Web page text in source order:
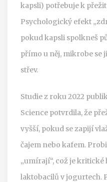
kapsli) potřebuje k
Psychologický efekt
pokud kapsli spolkneš
přímo u něj, mikrobe se
střev.
Studie z roku 2022
Science potvrdila, že
vyšší, pokud se zapijí
čajem nebo kafem.
„umírají“, což je kritické
laktobacilů v jogurtech.